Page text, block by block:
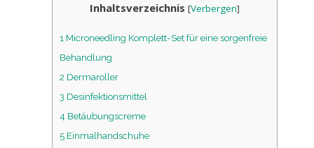
Inhaltsverzeichnis [Verbergen]
1 Microneedling Komplett-Set für eine sorgenfreie
Behandlung
2 Dermaroller
3 Desinfektionsmittel
4 Betäubungscreme
5 Einmalhandschuhe